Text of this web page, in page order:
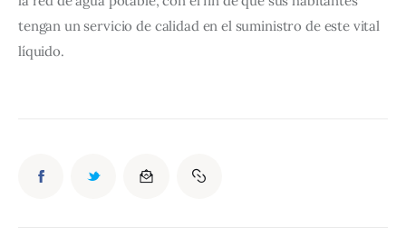
tengan un servicio de calidad en el suministro de este vital
líquido.